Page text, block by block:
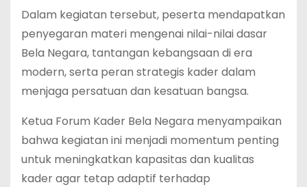
Dalam kegiatan tersebut, peserta mendapatkan
penyegaran materi mengenai nilai-nilai dasar
Bela Negara, tantangan kebangsaan di era
modern, serta peran strategis kader dalam
menjaga persatuan dan kesatuan bangsa.
Ketua Forum Kader Bela Negara menyampaikan
bahwa kegiatan ini menjadi momentum penting
untuk meningkatkan kapasitas dan kualitas
kader agar tetap adaptif terhadap